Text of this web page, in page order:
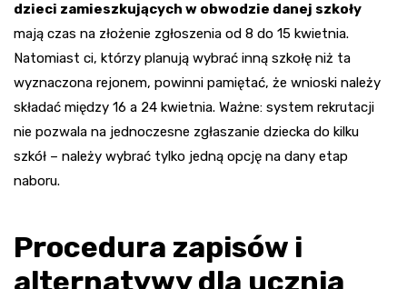
dzieci zamieszkujących w obwodzie danej szkoły
mają czas na złożenie zgłoszenia od 8 do 15 kwietnia.
Natomiast ci, którzy planują wybrać inną szkołę niż ta
wyznaczona rejonem, powinni pamiętać, że wnioski należy
składać między 16 a 24 kwietnia. Ważne: system rekrutacji
nie pozwala na jednoczesne zgłaszanie dziecka do kilku
szkół – należy wybrać tylko jedną opcję na dany etap
naboru.
Procedura zapisów i
alternatywy dla ucznia